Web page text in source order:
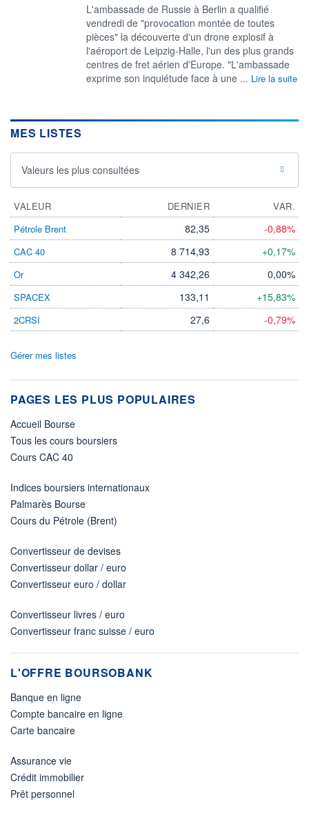
L'ambassade de ‌Russie à Berlin a qualifié
vendredi de "provocation montée ​de toutes
pièces" la découverte d'un drone explosif à
l'aéroport de Leipzig-Halle, l'un des plus grands
centres ​de fret aérien d'Europe. "L'ambassade
exprime son inquiétude face à une ... Lire la suite
MES LISTES
Valeurs les plus consultées
VALEUR DERNIER
VAR.
Pétrole Brent
82,35 -0,88%
CAC 40 8 714,93 +0,17%
Or 4 342,26 0,00%
SPACEX 133,11 +15,83%
2CRSI 27,6 -0,79%
Gérer mes listes
PAGES LES PLUS POPULAIRES
Accueil Bourse
Tous les cours boursiers
Cours CAC 40
Indices boursiers internationaux
Palmarès Bourse
Cours du Pétrole (Brent)
Convertisseur de devises
Convertisseur dollar / euro
Convertisseur euro / dollar
Convertisseur livres / euro
Convertisseur franc suisse / euro
L'OFFRE BOURSOBANK
Banque en ligne
Compte bancaire en ligne
Carte bancaire
Assurance vie
Crédit immobilier
Prêt personnel